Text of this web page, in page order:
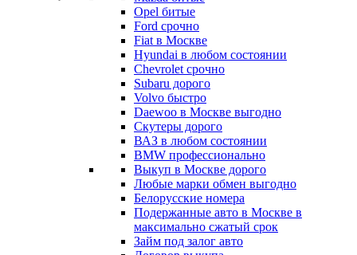
Opel битые
Ford срочно
Fiat в Москве
Hyundai в любом состоянии
Chevrolet срочно
Subaru дорого
Volvo быстро
Daewoo в Москве выгодно
Скутеры дорого
ВАЗ в любом состоянии
BMW профессионально
Выкуп в Москве дорого
Любые марки обмен выгодно
Белорусские номера
Подержанные авто в Москве в
максимально сжатый срок
Займ под залог авто